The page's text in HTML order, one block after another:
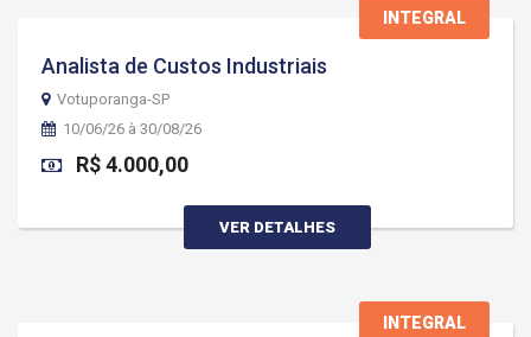
INTEGRAL
Analista de Custos Industriais
Votuporanga-SP
10/06/26 à 30/08/26
R$ 4.000,00
VER DETALHES
INTEGRAL